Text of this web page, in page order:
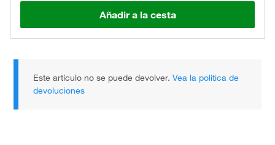
Añadir a la cesta
Este artículo no se puede devolver.Vea la política de
devoluciones